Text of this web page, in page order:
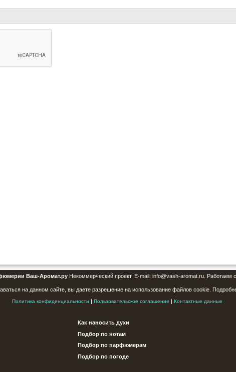
Ваш-Аромат.руНекоммерческий проект. E-mail: info@vash-aromat.ru. Работаем
на данном сайте, вы даете разрешение на использование файлов cookie.
Политика конфиденциальности | Пользовательское соглашение | Контактные данные
Как наносить духи
Подбор по нотам
Подбор по парфюмерам
Подбор по погоде